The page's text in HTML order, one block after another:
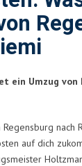
ein Umzug von
nach
auf dich